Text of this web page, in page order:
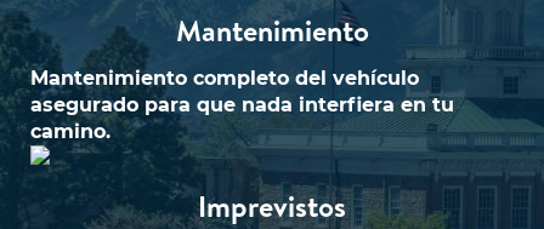
Mantenimiento
Mantenimiento completo del vehículo
asegurado para que nada interfiera en tu
camino.
Imprevistos